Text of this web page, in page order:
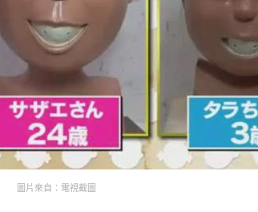
圖片來自：電視截圖